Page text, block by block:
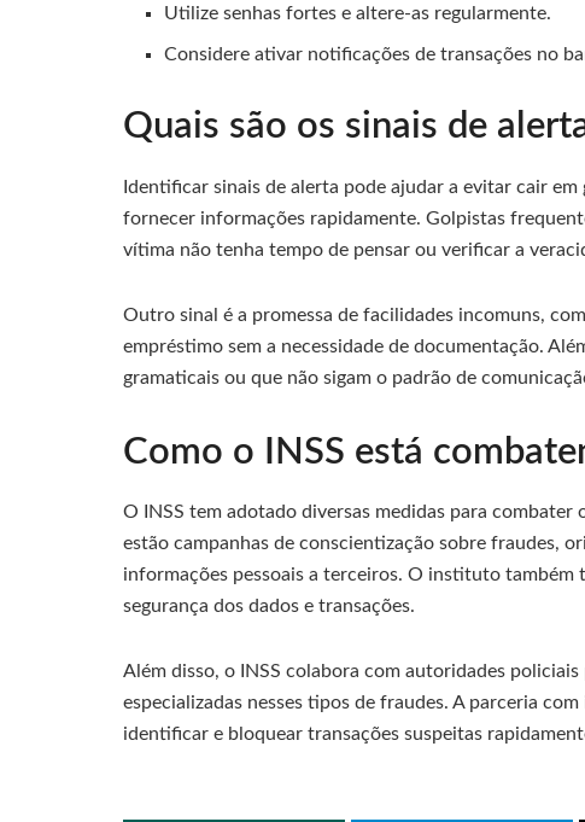
Utilize senhas fortes e altere-as regularmente.
Considere ativar notificações de transações no
Quais são os sinais de
Identificar sinais de alerta pode ajudar a evitar cair
fornecer informações rapidamente. Golpistas
vítima não tenha tempo de pensar ou verificar a
Outro sinal é a promessa de facilidades incomuns,
empréstimo sem a necessidade de documentação.
gramaticais ou que não sigam o padrão de
Como o INSS está
O INSS tem adotado diversas medidas para combater
estão campanhas de conscientização sobre fraudes,
informações pessoais a terceiros. O instituto também
segurança dos dados e transações.
Além disso, o INSS colabora com autoridades
especializadas nesses tipos de fraudes. A parceria
identificar e bloquear transações suspeitas